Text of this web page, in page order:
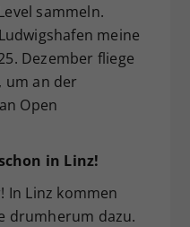
sammeln.
meine
Dezember fliege
um an der
Open
in Linz!
In Linz kommen
drumherum dazu.